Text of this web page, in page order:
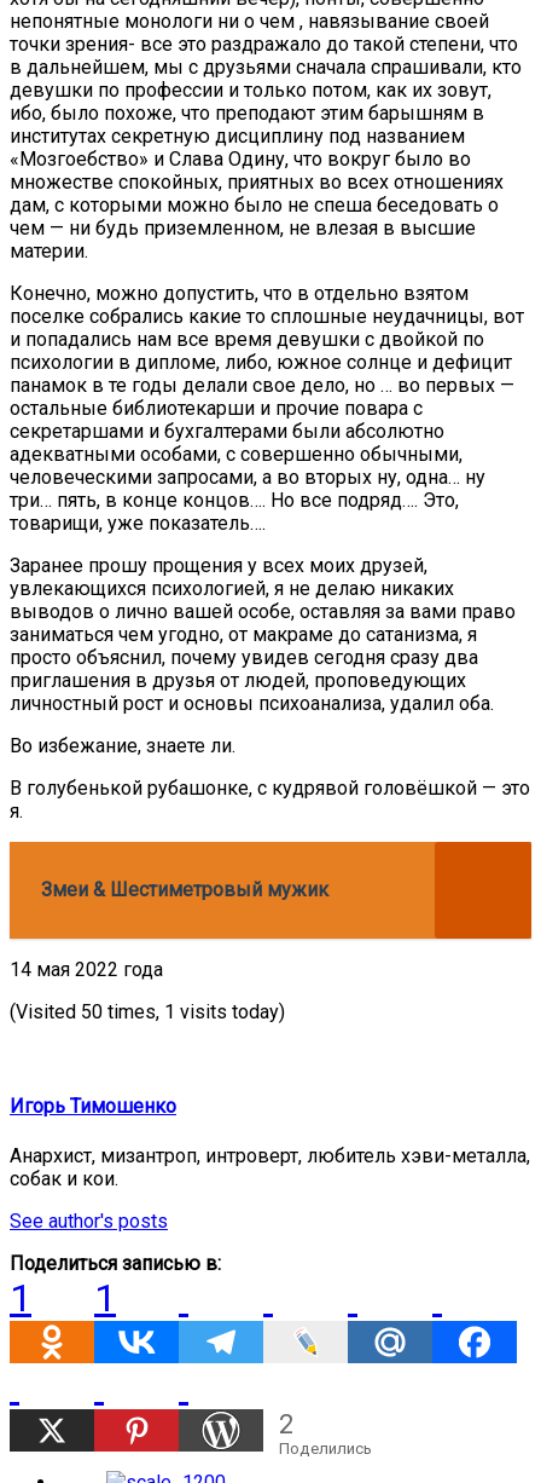
непонятные монологи ни о чем , навязывание своей
точки зрения- все это раздражало до такой степени, что
в дальнейшем, мы с друзьями сначала спрашивали, кто
девушки по профессии и только потом, как их зовут,
ибо, было похоже, что преподают этим барышням в
институтах секретную дисциплину под названием
«Мозгоебство» и Слава Одину, что вокруг было во
множестве спокойных, приятных во всех отношениях
дам, с которыми можно было не спеша беседовать о
чем — ни будь приземленном, не влезая в высшие
материи.
Конечно, можно допустить, что в отдельно взятом
поселке собрались какие то сплошные неудачницы, вот
и попадались нам все время девушки с двойкой по
психологии в дипломе, либо, южное солнце и дефицит
панамок в те годы делали свое дело, но … во первых —
остальные библиотекарши и прочие повара с
секретаршами и бухгалтерами были абсолютно
адекватными особами, с совершенно обычными,
человеческими запросами, а во вторых ну, одна… ну
три… пять, в конце концов…. Но все подряд…. Это,
товарищи, уже показатель….
Заранее прошу прощения у всех моих друзей,
увлекающихся психологией, я не делаю никаких
выводов о лично вашей особе, оставляя за вами право
заниматься чем угодно, от макраме до сатанизма, я
просто объяснил, почему увидев сегодня сразу два
приглашения в друзья от людей, проповедующих
личностный рост и основы психоанализа, удалил оба.
Во избежание, знаете ли.
В голубенькой рубашонке, с кудрявой головёшкой — это
я.
Змеи & Шестиметровый мужик
14 мая 2022 года
(Visited 50 times, 1 visits today)
Игорь Тимошенко
Анархист, мизантроп, интроверт, любитель хэви-металла,
собак и кои.
See author's posts
Поделиться записью в:
1 1
2
Поделились